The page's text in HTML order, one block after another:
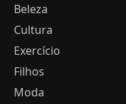
Beleza
Cultura
Exercício
Filhos
Moda